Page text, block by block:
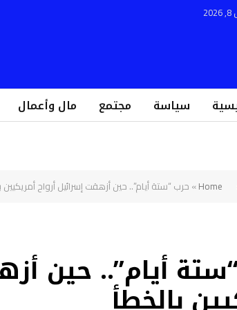
سياسة مجتمع مال وأعمال
Home
» حرب “ستة أيام”.. حين أزهقت إسرائيل أرواح أمريكيين
أيام”.. حين
بالخطأ